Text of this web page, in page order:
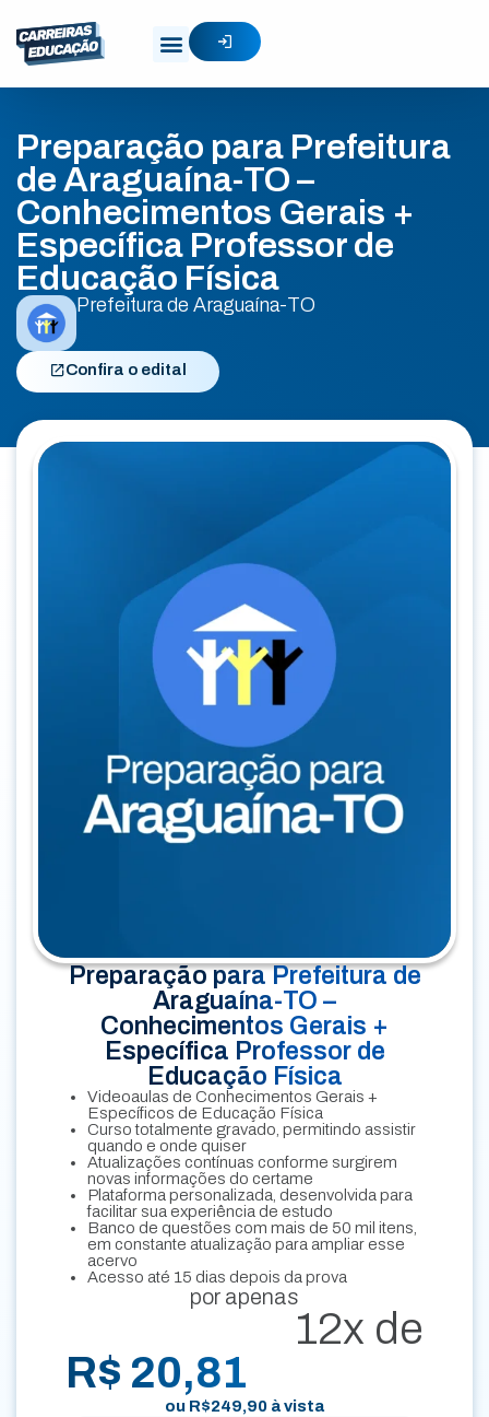
Preparação para Prefeitura
de Araguaína-TO –
Conhecimentos Gerais +
Específica Professor de
Educação Física
Prefeitura de Araguaína-TO
Confira o edital
Preparação para Prefeitura de
Araguaína-TO –
Conhecimentos Gerais +
Específica Professor de
Educação Física
Videoaulas de Conhecimentos Gerais +
Específicos de Educação Física
Curso totalmente gravado, permitindo assistir
quando e onde quiser
Atualizações contínuas conforme surgirem
novas informações do certame
Plataforma personalizada, desenvolvida para
facilitar sua experiência de estudo
Banco de questões com mais de 50 mil itens,
em constante atualização para ampliar esse
acervo
Acesso até 15 dias depois da prova
por apenas
12x de
R$ 20,81
ou R$249,90 à vista